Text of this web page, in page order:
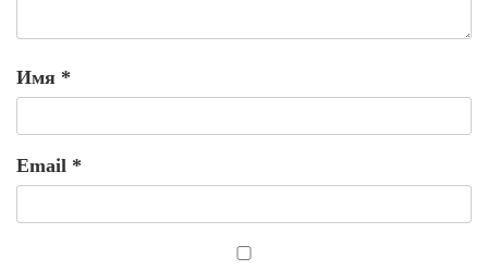
Имя *
Email *